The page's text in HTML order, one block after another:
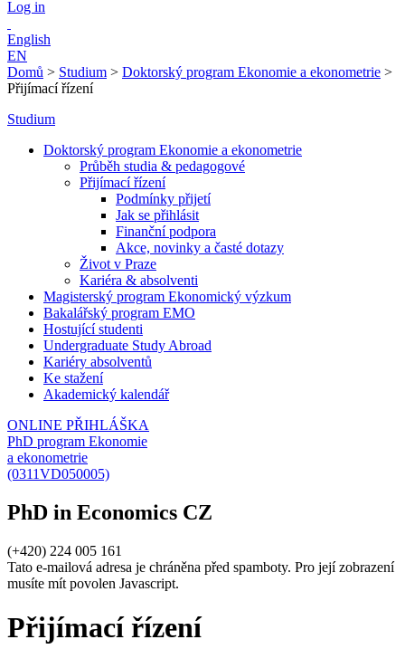
Log in
English
EN
Domů > Studium > Doktorský program Ekonomie a ekonometrie >
Přijímací řízení
Studium
Doktorský program Ekonomie a ekonometrie
Průběh studia & pedagogové
Přijímací řízení
Podmínky přijetí
Jak se přihlásit
Finanční podpora
Akce, novinky a časté dotazy
Život v Praze
Kariéra & absolventi
Magisterský program Ekonomický výzkum
Bakalářský program EMO
Hostující studenti
Undergraduate Study Abroad
Kariéry absolventů
Ke stažení
Akademický kalendář
ONLINE PŘIHLÁŠKA
PhD program Ekonomie
a ekonometrie
(0311VD050005)
PhD in Economics CZ
(+420) 224 005 161
Tato e-mailová adresa je chráněna před spamboty. Pro její zobrazení
musíte mít povolen Javascript.
Přijímací řízení